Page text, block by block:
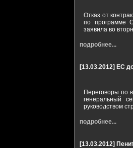
Отказ от
по программе
заявила во
подробнее...
[13.03.2012] ЕС
Переговоры по
генеральный
руководством
подробнее...
[13.03.2012]